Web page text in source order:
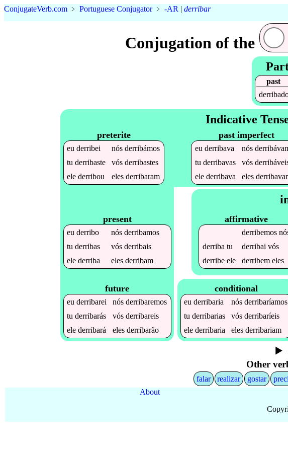
ConjugateVerb.com ﹥ Portuguese Conjugator﹥ -AR | derribar
Conjugation of the
past
Indicative
preterite
euderribei nósderribámos
tuderribaste vósderribastes
elederribou elesderribaram
past imperfect
eu derribava nós
tu derribavas vós
ele derribava eles
present
euderribo nósderribamos
tuderribas vósderribais
elederriba elesderribam
future
euderribarei nósderribaremos
tuderribarás vósderribareis
elederribará elesderribarão
affirmative
derribemos
derriba tu derribai vós
derribeele derribemeles
conditional
euderribaria nósderribaríamos
tuderribarias vósderribaríeis
elederribaria elesderribariam
Other
falar realizar gostar
About